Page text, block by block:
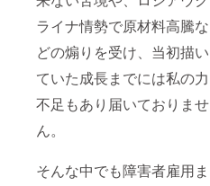
ライナ情勢で原材料高騰な
どの煽りを受け、当初描い
ていた成長までには私の力
不足もあり届いておりませ
ん。
そんな中でも障害者雇用ま